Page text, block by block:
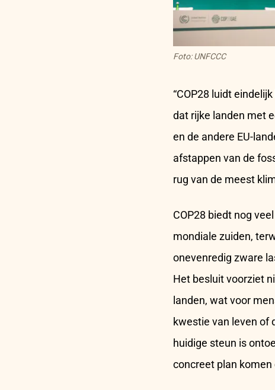
Foto: UNFCCC
“COP28 luidt
dat rijke landen met
en de andere EU-
afstappen van de
rug van de meest
COP28 biedt nog
mondiale zuiden,
onevenredig zware
Het besluit voorziet
landen, wat voor
kwestie van leven of
huidige steun is
concreet plan